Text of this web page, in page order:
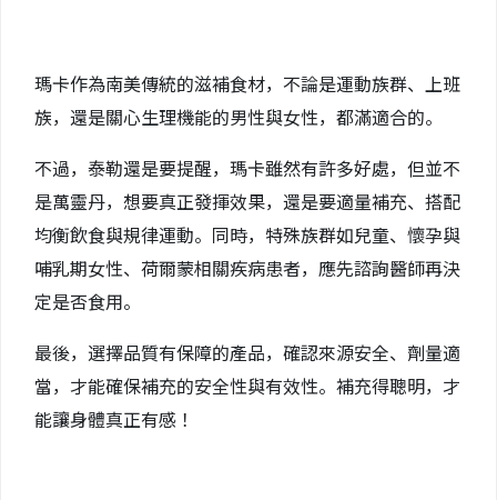
瑪卡作為南美傳統的滋補食材，不論是運動族群、上班
族，還是關心生理機能的男性與女性，都滿適合的。
不過，泰勒還是要提醒，瑪卡雖然有許多好處，但並不
是萬靈丹，想要真正發揮效果，還是要適量補充、搭配
均衡飲食與規律運動。同時，特殊族群如兒童、懷孕與
哺乳期女性、荷爾蒙相關疾病患者，應先諮詢醫師再決
定是否食用。
最後，選擇品質有保障的產品，確認來源安全、劑量適
當，才能確保補充的安全性與有效性。補充得聰明，才
能讓身體真正有感！